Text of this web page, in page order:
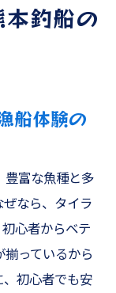
に楽しむ方
釣行体験
ポート体制
本釣船の魅
レクチャー
釣船の
船体験の
豊富な魚種と多
なら、タイラ
心者からベテ
っているから
、初心者でも安